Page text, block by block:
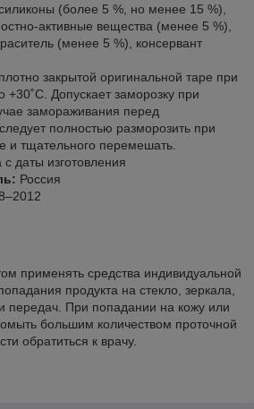
(более 5 %, но менее 15 %),
активные вещества (менее 5 %),
(менее 5 %), консервант
закрытой оригинальной таре при
+30˚С. Допускает заморозку при
замораживания перед
полностью разморозить при
и тщательного перемешать.
с даты изготовления
Россия
применять средства индивидуальной
продукта на стекло, зеркала,
передач. При попадании на кожу или
большим количеством проточной
обратиться к врачу.